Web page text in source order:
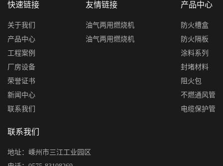
快速链接
关于我们
产品中心
工程案例
厂房设备
荣誉证书
新闻中心
联系我们
友情链接
油气两用燃烧机
油气两用燃烧机
产品中心
防火槽盒
防火隔板
涂料系列
封堵材料
阻火包
不燃通风管
电缆保护管
联系我们
地址：嵊州市三江工业园区